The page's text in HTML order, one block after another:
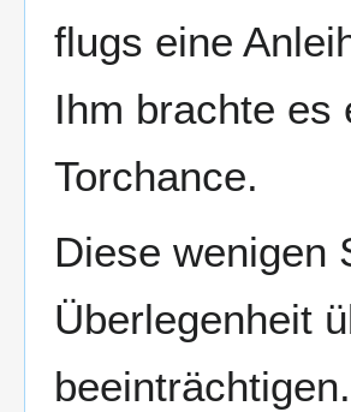
flugs eine
Ihm brachte es
Torchance.
Diese wenigen
Überlegenheit